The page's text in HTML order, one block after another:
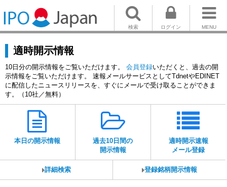
MENU
ログイン
検索
適時開示情報
10日分の開示情報をご覧いただけます。 会員登録いただくと、過去の開
示情報をご覧いただけます。 速報メールサービスとしてTdnetやEDINET
に配信したニュースリリースを、すぐにメールで受け取ることができま
す。（10社／無料）
本日の開示情報
過去10日間の
開示情報
適時開示速報
メール登録
詳細検索 登録銘柄開示情報